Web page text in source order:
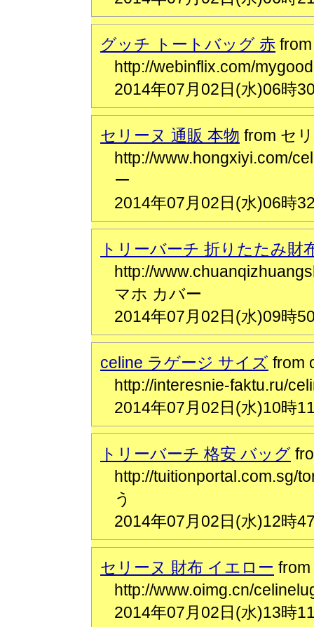
グッチ トートバッグ 赤
http://webinflix.com/
2014年07月02日(水)06時
セリーヌ 通販 本物 from セ
http://www.hongxiyi.com/
ー
2014年07月02日(水)06時
トリーバーチ 折りたたみ財
http://
マホ カバー
2014年07月02日(水)09時
celine ラゲージ サイズ from
http://interesnie-faktu.ru/
2014年07月02日(水)10時
トリーバーチ 格安 バッグ
http://tuitionportal.com.sg/
う
2014年07月02日(水)12時
セリーヌ 財布 イエロー
http://www.oimg.cn/
2014年07月02日(水)13時